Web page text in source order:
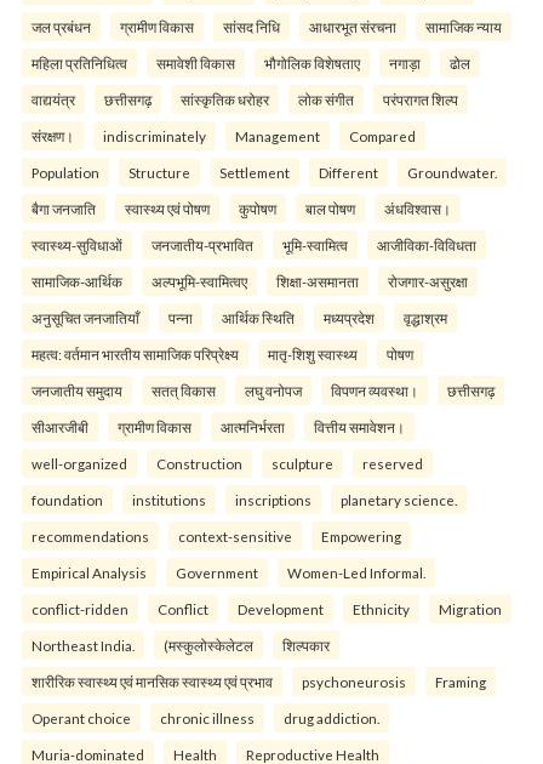
जल प्रबंधन ग्रामीण विकास सांसद निधि आधारभूत संरचना सामाजिक न्याय
महिला प्रतिनिधित्व समावेशी विकास भौगोलिक विशेषताए नगाड़ा ढोल
वाद्ययंत्र छत्तीसगढ़ सांस्कृतिक धरोहर लोक संगीत परंपरागत शिल्प
संरक्षण। indiscriminately Management Compared
Population Structure Settlement Different Groundwater.
बैगा जनजाति स्वास्थ्य एवं पोषण कुपोषण बाल पोषण अंधविश्वास।
स्वास्थ्य-सुविधाओं जनजातीय-प्रभावित भूमि-स्वामित्व आजीविका-विविधता
सामाजिक-आर्थिक अल्पभूमि-स्वामित्वए शिक्षा-असमानता रोजगार-असुरक्षा
अनुसूचित जनजातियाँ पन्ना आर्थिक स्थिति मध्यप्रदेश वृद्धाश्रम
महत्व: वर्तमान भारतीय सामाजिक परिप्रेक्ष्य मातृ-शिशु स्वास्थ्य पोषण
जनजातीय समुदाय सतत् विकास लघु वनोपज विपणन व्यवस्था। छत्तीसगढ़
सीआरजीबी ग्रामीण विकास आत्मनिर्भरता वित्तीय समावेशन।
well-organized Construction sculpture reserved
foundation institutions inscriptions planetary science.
recommendations context-sensitive Empowering
Empirical Analysis Government Women-Led Informal.
conflict-ridden Conflict Development Ethnicity Migration
Northeast India. (मस्कुलोस्केलेटल शिल्पकार
शारीरिक स्वास्थ्य एवं मानसिक स्वास्थ्य एवं प्रभाव psychoneurosis Framing
Operant choice chronic illness drug addiction.
Muria-dominated Health Reproductive Health